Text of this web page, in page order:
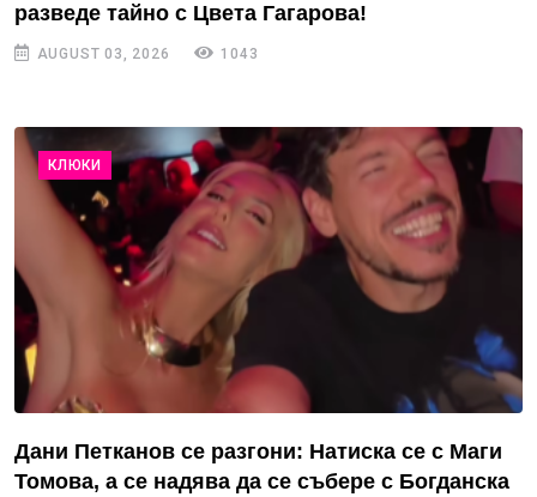
разведе тайно с Цвета Гагарова!
AUGUST 03, 2026 1043
КЛЮКИ
Дани Петканов се разгони: Натиска се с Маги
Томова, а се надява да се събере с Богданска